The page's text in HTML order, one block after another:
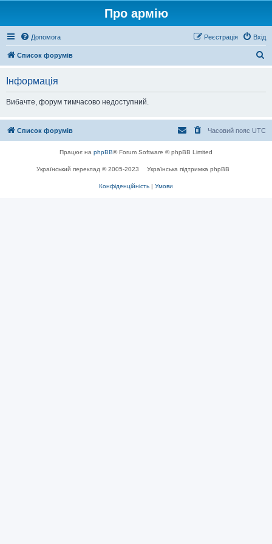
Про армію
Допомога Вхід
Реєстрація
Список форумів
Інформація
Вибачте, форум тимчасово недоступний.
Список форумів Часовий пояс UTC
Працює на phpBB® Forum Software © phpBB Limited
Український переклад © 2005-2023 Українська підтримка phpBB
Конфіденційність | Умови